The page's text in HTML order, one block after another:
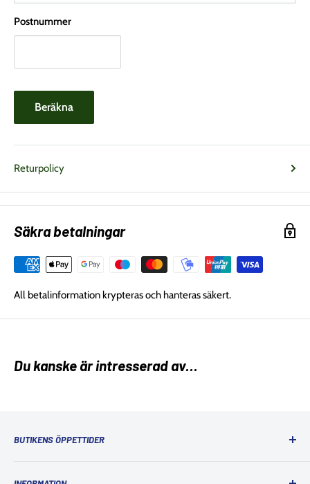
Postnummer
Beräkna
Returpolicy
Säkra betalningar
All betalinformation krypteras och hanteras säkert.
Du kanske är intresserad av...
BUTIKENS ÖPPETTIDER